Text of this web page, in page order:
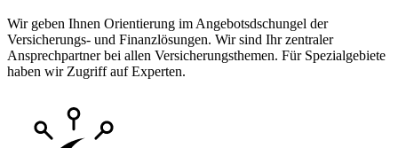
Wir geben Ihnen Orientierung im Angebotsdschungel der
Versicherungs- und Finanzlösungen. Wir sind Ihr zentraler
Ansprechpartner bei allen Versicherungsthemen. Für Spezialgebiete
haben wir Zugriff auf Experten.